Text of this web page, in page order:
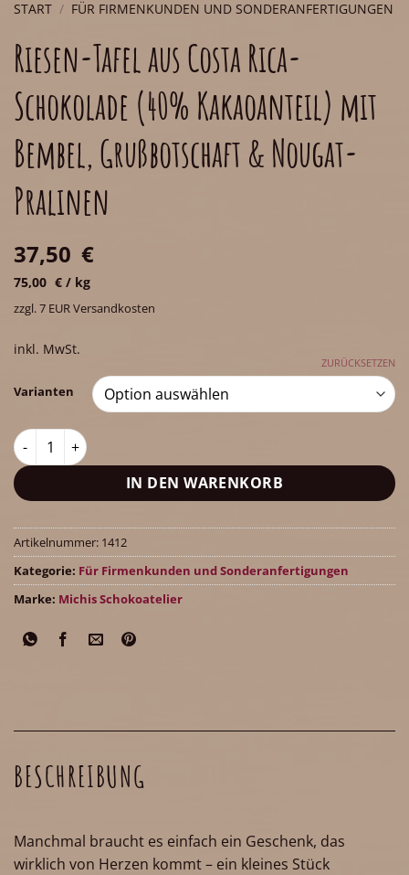
START / FÜR FIRMENKUNDEN UND SONDERANFERTIGUNGEN
Riesen-Tafel aus Costa Rica-
Schokolade (40% Kakaoanteil) mit
Bembel, Grußbotschaft & Nougat-
Pralinen
37,50 €
75,00 € / kg
zzgl. 7 EUR Versandkosten
inkl. MwSt.
Varianten
ZURÜCKSETZEN
Riesen-Tafel aus Costa Rica-Schokolade (40% Kakaoanteil)
IN DEN WARENKORB
Artikelnummer: 1412
Kategorie: Für Firmenkunden und Sonderanfertigungen
Marke: Michis Schokoatelier
BESCHREIBUNG
Manchmal braucht es einfach ein Geschenk, das
wirklich von Herzen kommt – ein kleines Stück